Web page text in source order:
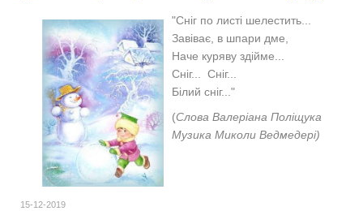
"Сніг по листі шелестить...
Завіває, в шпари дме,
Наче куряву здійме...
Сніг... Сніг...
Білий сніг..."
(Слова Валеріана Поліщука
Музика Миколи Ведмедері)
15-12-2019